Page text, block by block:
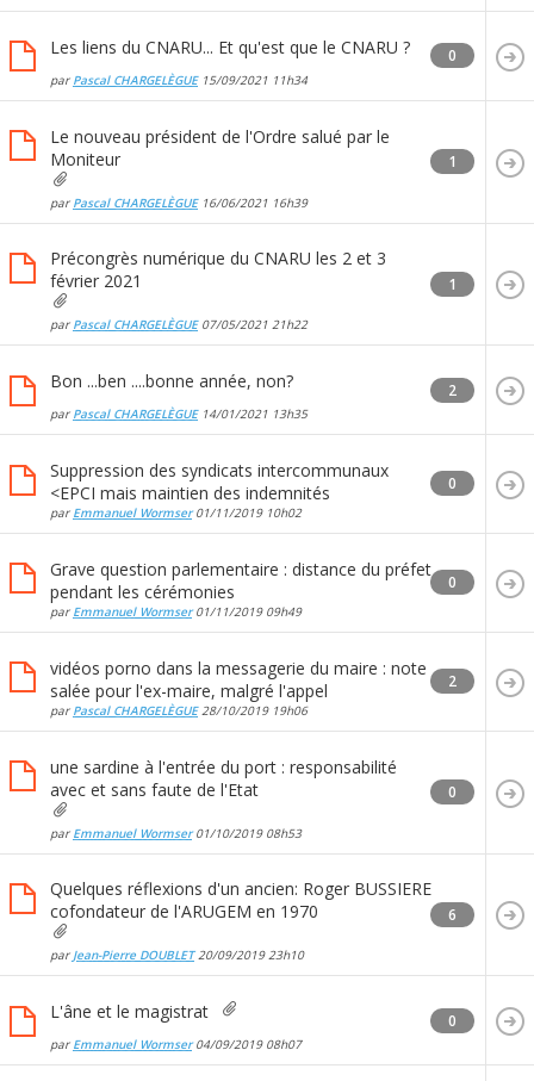
Les liens du CNARU... Et qu'est que le CNARU ?
par Pascal CHARGELÈGUE15/09/2021 11h34
0
Le nouveau président de l'Ordre salué par le
Moniteur
par Pascal CHARGELÈGUE16/06/2021 16h39
1
Précongrès numérique du CNARU les 2 et 3
février 2021
par Pascal CHARGELÈGUE07/05/2021 21h22
1
Bon ...ben ....bonne année, non?
par Pascal CHARGELÈGUE14/01/2021 13h35
2
Suppression des syndicats intercommunaux
<EPCI mais maintien des indemnités
par Emmanuel Wormser01/11/2019 10h02
0
Grave question parlementaire : distance du préfet
pendant les cérémonies
par Emmanuel Wormser01/11/2019 09h49
0
vidéos porno dans la messagerie du maire : note
salée pour l'ex-maire, malgré l'appel
par Pascal CHARGELÈGUE28/10/2019 19h06
2
une sardine à l'entrée du port : responsabilité
avec et sans faute de l'Etat
par Emmanuel Wormser01/10/2019 08h53
0
Quelques réflexions d'un ancien: Roger BUSSIERE
cofondateur de l'ARUGEM en 1970
par Jean-Pierre DOUBLET20/09/201923h10
6
L'âne et le magistrat
par Emmanuel Wormser04/09/2019 08h07
0